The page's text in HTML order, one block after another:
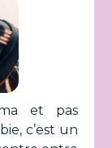
et pas
c’est un